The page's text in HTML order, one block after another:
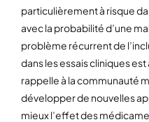
particulièrement à risque
avec la probabilité d’une
problème récurrent de
dans les essais cliniques
rappelle à la communauté
développer de nouvelles
mieux l’effet des